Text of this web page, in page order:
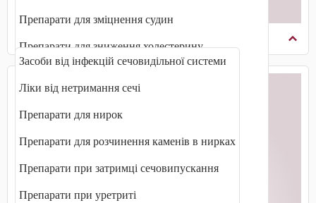
Препарати для зміцнення судин
Препарати для зниження холестерину
Засоби від інфекцій сечовидільної системи
Ліки від нетримання сечі
Препарати для нирок
Препарати для розчинення каменів в нирках
Препарати при затримці сечовипускання
Препарати при уретриті